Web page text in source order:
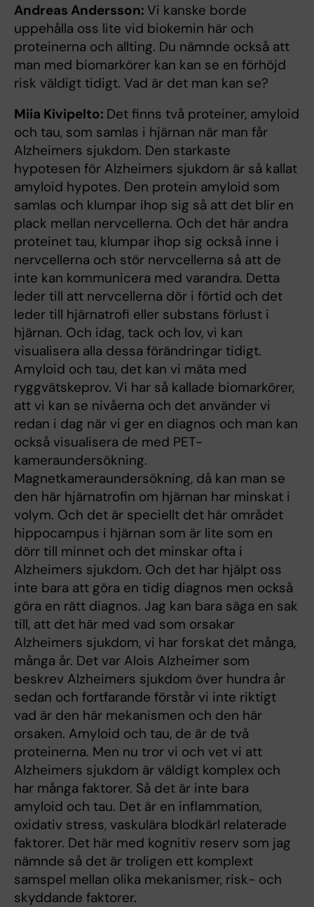
Andreas Andersson: Vi kanske borde
uppehålla oss lite vid biokemin här och
proteinerna och allting. Du nämnde också att
man med biomarkörer kan kan se en förhöjd
risk väldigt tidigt. Vad är det man kan se?
Miia Kivipelto: Det finns två proteiner, amyloid
och tau, som samlas i hjärnan när man får
Alzheimers sjukdom. Den starkaste
hypotesen för Alzheimers sjukdom är så kallat
amyloid hypotes. Den protein amyloid som
samlas och klumpar ihop sig så att det blir en
plack mellan nervcellerna. Och det här andra
proteinet tau, klumpar ihop sig också inne i
nervcellerna och stör nervcellerna så att de
inte kan kommunicera med varandra. Detta
leder till att nervcellerna dör i förtid och det
leder till hjärnatrofi eller substans förlust i
hjärnan. Och idag, tack och lov, vi kan
visualisera alla dessa förändringar tidigt.
Amyloid och tau, det kan vi mäta med
ryggvätskeprov. Vi har så kallade biomarkörer,
att vi kan se nivåerna och det använder vi
redan i dag när vi ger en diagnos och man kan
också visualisera de med PET-
kameraundersökning.
Magnetkameraundersökning, då kan man se
den här hjärnatrofin om hjärnan har minskat i
volym. Och det är speciellt det här området
hippocampus i hjärnan som är lite som en
dörr till minnet och det minskar ofta i
Alzheimers sjukdom. Och det har hjälpt oss
inte bara att göra en tidig diagnos men också
göra en rätt diagnos. Jag kan bara säga en sak
till, att det här med vad som orsakar
Alzheimers sjukdom, vi har forskat det många,
många år. Det var Alois Alzheimer som
beskrev Alzheimers sjukdom över hundra år
sedan och fortfarande förstår vi inte riktigt
vad är den här mekanismen och den här
orsaken. Amyloid och tau, de är de två
proteinerna. Men nu tror vi och vet vi att
Alzheimers sjukdom är väldigt komplex och
har många faktorer. Så det är inte bara
amyloid och tau. Det är en inflammation,
oxidativ stress, vaskulära blodkärl relaterade
faktorer. Det här med kognitiv reserv som jag
nämnde så det är troligen ett komplext
samspel mellan olika mekanismer, risk- och
skyddande faktorer.